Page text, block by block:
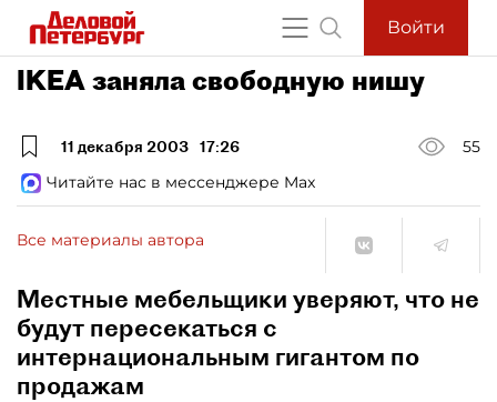
Войти
IKEA заняла свободную нишу
11 декабря 2003 17:26
55
Читайте нас в мессенджере Max
Все материалы автора
Местные мебельщики уверяют, что не
будут пересекаться с
интернациональным гигантом по
продажам